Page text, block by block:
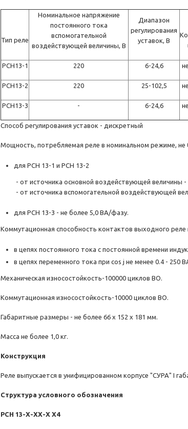
Тип реле
Номинальное напряжение
постоянного тока
вспомогательной
воздействующей величины, В
Диапазон
регулирования
уставок, В
РСН13-1 220 6-24,6
РСН13-2 220 25-102,5
РСН13-3 - 6-24,6
Способ регулирования уставок - дискретный
Мощность, потребляемая реле в номинальном режиме, не
для РСН 13-1 и РСН 13-2
- от источника основной воздействующей величины -
- от источника вспомогательной воздействующей
для РСН 13-3 - не более 5,0 ВА/фазу.
Коммутационная способность контактов выходного
в цепях постоянного тока c постоянной времени
в цепях переменного тока при cos j не менее 0.4 - 250
Механическая износостойкость-100000 циклов ВО.
Коммутационная износостойкость-10000 циклов ВО.
Габаритные размеры - не более 66 х 152 х 181 мм.
Масса не более 1,0 кг.
Конструкция
Реле выпускается в унифицированном корпусе "СУРА" I
Структура условного обозначения
РСН 13-Х-ХХ-Х Х4